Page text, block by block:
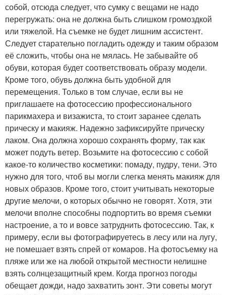
собой, отсюда следует, что сумку с вещами не надо
перегружать: она не должна быть слишком громоздкой
или тяжелой. На съемке не будет лишним ассистент.
Следует старательно погладить одежду и таким образом
её сложить, чтобы она не мялась. Не забывайте об
обуви, которая будет соответствовать образу модели.
Кроме того, обувь должна быть удобной для
перемещения. Только в том случае, если вы не
приглашаете на фотосессию профессионального
парикмахера и визажиста, то стоит заранее сделать
прическу и макияж. Надежно зафиксируйте прическу
лаком. Она должна хорошо сохранять форму, так как
может подуть ветер. Возьмите на фотосессию с собой
какое-то количество косметики: помаду, пудру, тени. Это
нужно для того, чтоб вы могли слегка менять макияж для
новых образов. Кроме того, стоит учитывать некоторые
другие мелочи, о которых обычно не говорят. Хотя, эти
мелочи вполне способны подпортить во время съемки
настроение, а то и вовсе затруднить фотосессию. Так, к
примеру, если вы фотографируетесь в лесу или на лугу,
не помешает взять спрей от комаров. На фотосъемку на
пляже или же на любой открытой местности нелишне
взять солнцезащитный крем. Когда прогноз погоды
обещает дожди, надо захватить зонт. Эти советы могут